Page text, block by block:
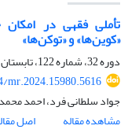
تأملی فقهی در امکان
«کوین‌ها» و «توکن‌ها»
دوره 32، شماره 122، تابستان 1404، صفحه
mr.2024.15980.5616
جواد سلطانی فرد، احمد
مشاهده مقاله
اصل